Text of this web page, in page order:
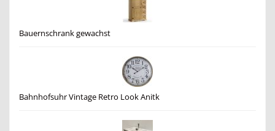
Bauernschrank gewachst
Bahnhofsuhr Vintage Retro Look Anitk